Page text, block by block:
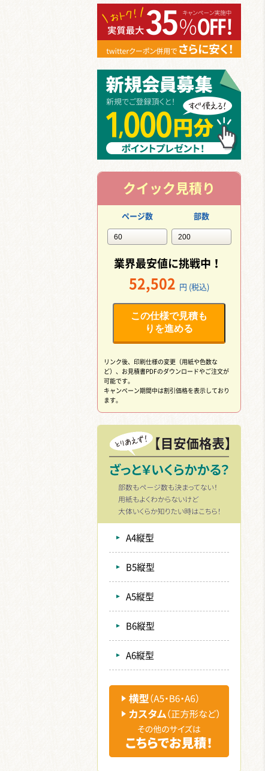
クイック見積り
ページ数 部数
業界最安値に挑戦中！
52,502 円 (税込)
この仕様で見積も
りを進める
リンク後、印刷仕様の変更（用紙や色数な
ど）、 お見積書PDFのダウンロードやご注文が
可能です。
キャンペーン期間中は割引価格を表示しており
ます。
A4縦型
B5縦型
A5縦型
B6縦型
A6縦型